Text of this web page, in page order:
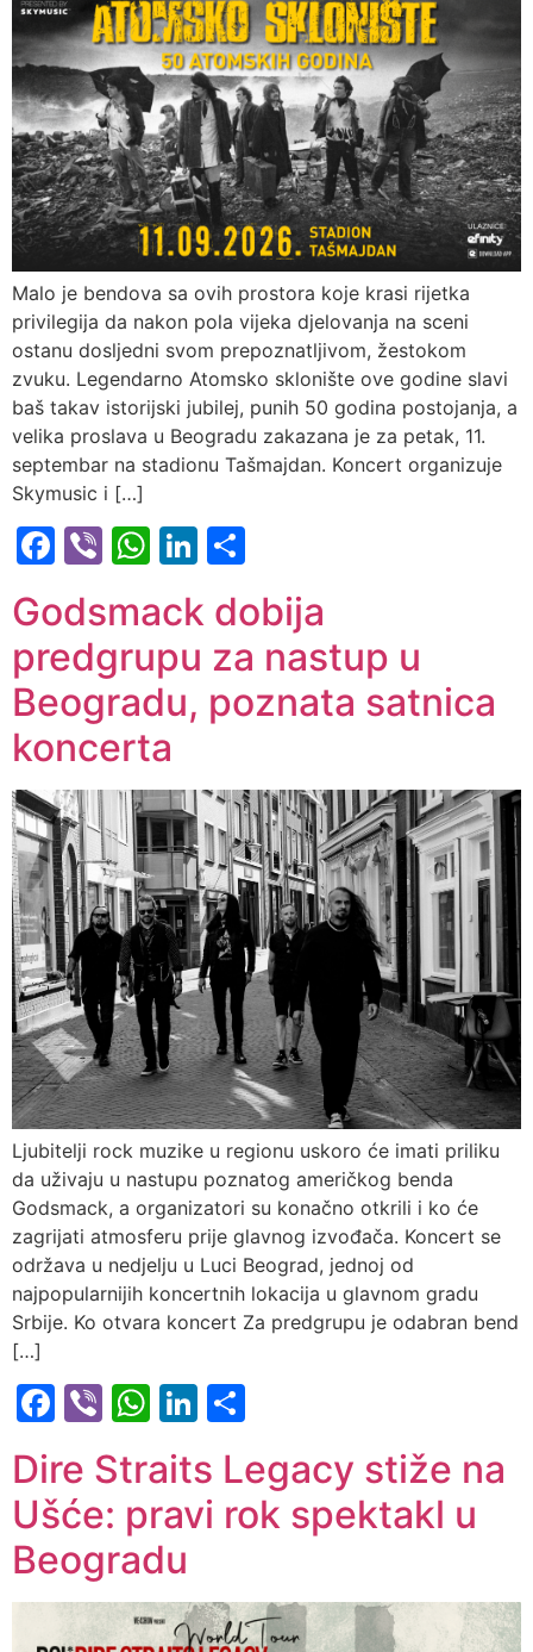
Malo je bendova sa ovih prostora koje krasi rijetka
privilegija da nakon pola vijeka djelovanja na sceni
ostanu dosljedni svom prepoznatljivom, žestokom
zvuku. Legendarno Atomsko sklonište ove godine slavi
baš takav istorijski jubilej, punih 50 godina postojanja, a
velika proslava u Beogradu zakazana je za petak, 11.
septembar na stadionu Tašmajdan. Koncert organizuje
Skymusic i […]
Facebook
ViberWhatsApp
LinkedIn
Godsmack dobija
predgrupu za nastup u
Beogradu, poznata satnica
koncerta
Ljubitelji rock muzike u regionu uskoro će imati priliku
da uživaju u nastupu poznatog američkog benda
Godsmack, a organizatori su konačno otkrili i ko će
zagrijati atmosferu prije glavnog izvođača. Koncert se
održava u nedjelju u Luci Beograd, jednoj od
najpopularnijih koncertnih lokacija u glavnom gradu
Srbije. Ko otvara koncert Za predgrupu je odabran bend
[…]
Facebook
ViberWhatsApp
LinkedIn
Dire Straits Legacy stiže na
Ušće: pravi rok spektakl u
Beogradu